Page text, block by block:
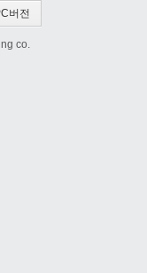
버전
co.